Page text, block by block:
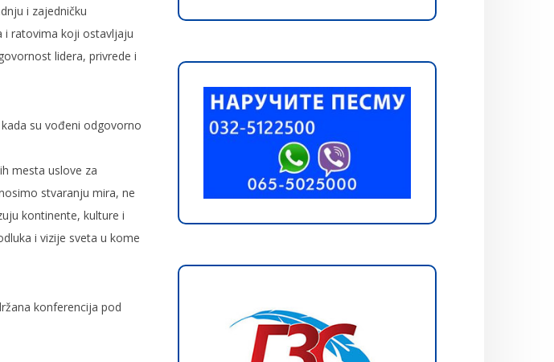
i zajedničku
i ratovima koji ostavljaju
lidera, privrede i
su vođeni odgovorno
mesta uslove za
stvaranju mira, ne
kontinente, kulture i
i vizije sveta u kome
konferencija pod